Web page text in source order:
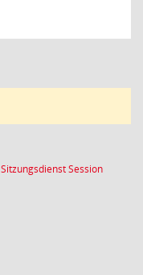
SitzungsdienstSession(Wird in